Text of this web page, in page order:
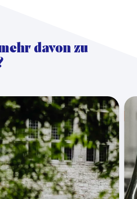
davon zu